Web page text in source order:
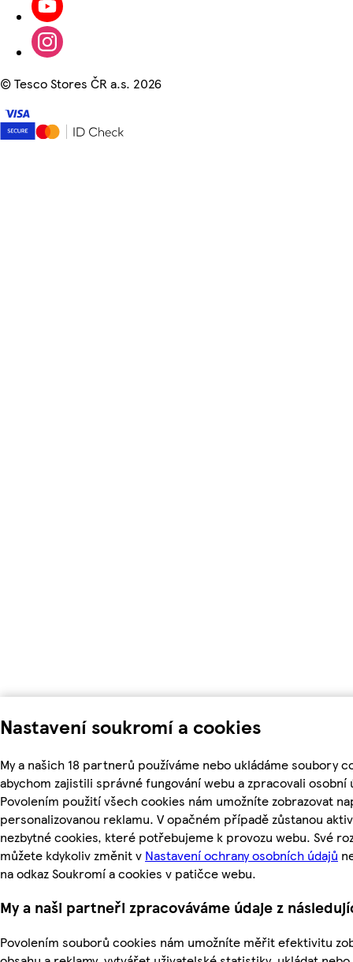
Nastavení soukromí a cookies
My a našich 18 partnerů používáme nebo ukládáme soubory
abychom zajistili správné fungování webu a zpracovali osobní
Povolením použití všech cookies nám umožníte zobrazovat
personalizovanou reklamu. V opačném případě zůstanou
nezbytné cookies, které potřebujeme k provozu webu. Své
můžete kdykoliv změnit v Nastavení ochrany osobních údajů
na odkaz Soukromí a cookies v patičce webu.
My a naši partneři zpracováváme údaje z
Povolením souborů cookies nám umožníte měřit efektivitu
©Tesco Stores ČR a.s. 2026